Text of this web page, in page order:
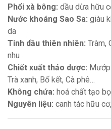
Phổi xà bông: dầu dừa hữu
Nước khoáng Sao Sa: giàu
da
Tinh dầu thiên nhiên: Tràm,
nhu
Chiết xuất thảo dược: Mướp
Trà xanh, Bố kết, Cà phê…
Không chứa: hoá chất tạo
Nguyên liệu: canh tác hữu